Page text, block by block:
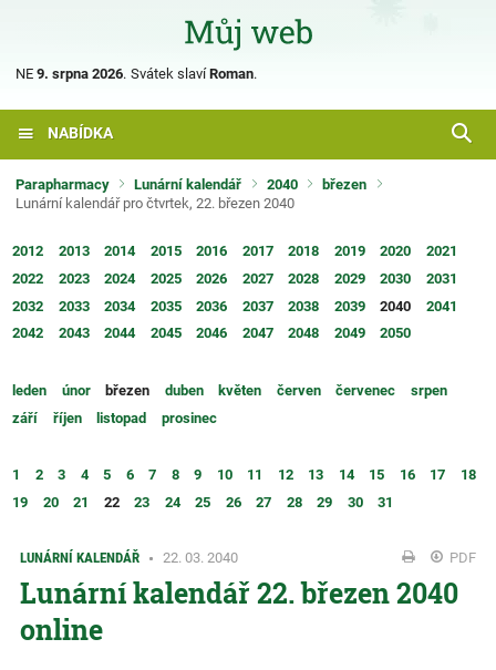
NE 9. srpna 2026. Svátek slavíRoman.
NABÍDKA
Parapharmacy Lunární kalendář 2040
březen
Lunární kalendář pro čtvrtek, 22. březen 2040
2012 2013 2014 2015 2016 2017 2018 2019 2020
2021
2022
2023 2024 2025 2026 2027 2028 2029 2030
2031
2032
2033 2034 2035 2036 2037 2038 2039 2040
2041
2042
2043 2044 2045 2046 2047 2048 2049 2050
leden únor březen duben květen červen červenec
srpen
září
říjen listopad prosinec
1 2 3 4 5 6 7 8 9 10 11 12 13 14 15 16 17
18
19
20 21 22 23 24 25 26 27 28 29 30 31
LUNÁRNÍ KALENDÁŘ 22. 03. 2040 PDF
Lunární kalendář 22. březen 2040
online